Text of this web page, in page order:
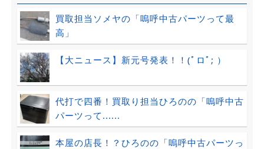
買取担当ソメヤの「嗚呼中古パーツって最
高」
【大ニュース】新元号発表！！(ﾟロﾟ; ）
代打で四番！買取り担当ひろのの「嗚呼中古
パーツって......
本屋の店長！？ひろのの「嗚呼中古パーツっ